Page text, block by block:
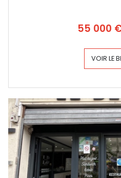
55 000
VOIR LE